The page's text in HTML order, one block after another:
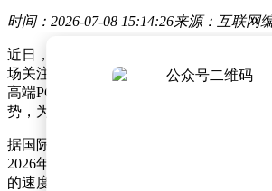
时间：2026-07-08 15:14:26来源：互联网
近日，PCB行业龙头企业胜宏科技召开
场关注的行业热点问题作出回应。会议传
高端PCB领域尤其是AI相关赛道，正呈
势，为行业注入强心剂。
据国际数据公司（IDC）最新预测，全球
2026年突破200万台大关，带动相关PCB
的速度扩张。这一增长主要源于AI服务